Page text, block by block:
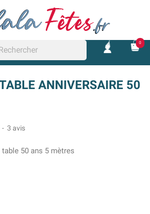
0
ANNIVERSAIRE 50
- 3 avis
table 50 ans 5 mètres